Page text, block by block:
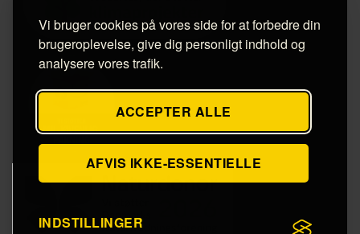
Vi bruger cookies på vores side for at forbedre din
brugeroplevelse, give dig personligt indhold og
analysere vores trafik.
ACCEPTER ALLE
AFVIS IKKE-ESSENTIELLE
INDSTILLINGER